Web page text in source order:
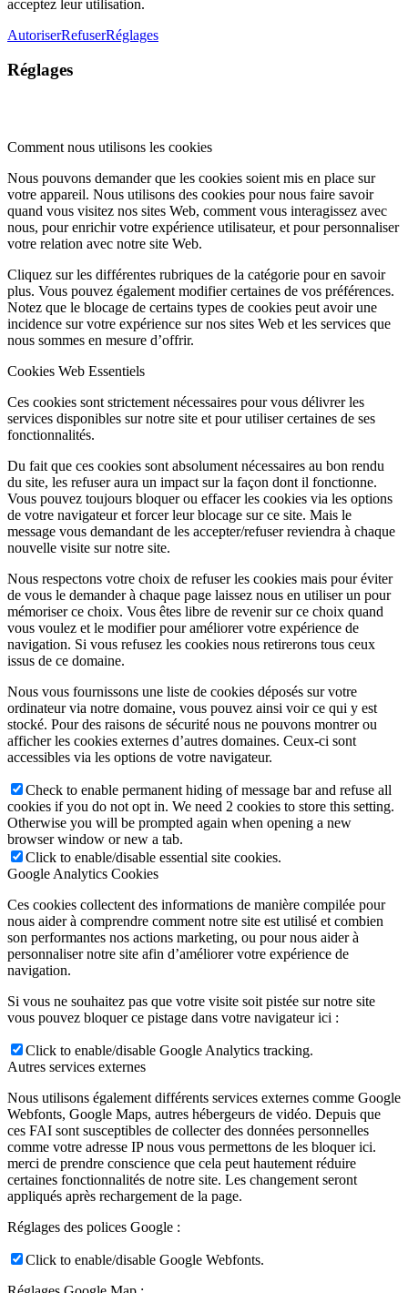
acceptez leur utilisation.
AutoriserRefuserRéglages
Réglages
Comment nous utilisons les cookies
Nous pouvons demander que les cookies soient mis en place sur
votre appareil. Nous utilisons des cookies pour nous faire savoir
quand vous visitez nos sites Web, comment vous interagissez avec
nous, pour enrichir votre expérience utilisateur, et pour personnaliser
votre relation avec notre site Web.
Cliquez sur les différentes rubriques de la catégorie pour en savoir
plus. Vous pouvez également modifier certaines de vos préférences.
Notez que le blocage de certains types de cookies peut avoir une
incidence sur votre expérience sur nos sites Web et les services que
nous sommes en mesure d’offrir.
Cookies Web Essentiels
Ces cookies sont strictement nécessaires pour vous délivrer les
services disponibles sur notre site et pour utiliser certaines de ses
fonctionnalités.
Du fait que ces cookies sont absolument nécessaires au bon rendu
du site, les refuser aura un impact sur la façon dont il fonctionne.
Vous pouvez toujours bloquer ou effacer les cookies via les options
de votre navigateur et forcer leur blocage sur ce site. Mais le
message vous demandant de les accepter/refuser reviendra à chaque
nouvelle visite sur notre site.
Nous respectons votre choix de refuser les cookies mais pour éviter
de vous le demander à chaque page laissez nous en utiliser un pour
mémoriser ce choix. Vous êtes libre de revenir sur ce choix quand
vous voulez et le modifier pour améliorer votre expérience de
navigation. Si vous refusez les cookies nous retirerons tous ceux
issus de ce domaine.
Nous vous fournissons une liste de cookies déposés sur votre
ordinateur via notre domaine, vous pouvez ainsi voir ce qui y est
stocké. Pour des raisons de sécurité nous ne pouvons montrer ou
afficher les cookies externes d’autres domaines. Ceux-ci sont
accessibles via les options de votre navigateur.
Check to enable permanent hiding of message bar and refuse all
cookies if you do not opt in. We need 2 cookies to store this setting.
Otherwise you will be prompted again when opening a new
browser window or new a tab.
Click to enable/disable essential site cookies.
Google Analytics Cookies
Ces cookies collectent des informations de manière compilée pour
nous aider à comprendre comment notre site est utilisé et combien
son performantes nos actions marketing, ou pour nous aider à
personnaliser notre site afin d’améliorer votre expérience de
navigation.
Si vous ne souhaitez pas que votre visite soit pistée sur notre site
vous pouvez bloquer ce pistage dans votre navigateur ici :
Click to enable/disable Google Analytics tracking.
Autres services externes
Nous utilisons également différents services externes comme Google
Webfonts, Google Maps, autres hébergeurs de vidéo. Depuis que
ces FAI sont susceptibles de collecter des données personnelles
comme votre adresse IP nous vous permettons de les bloquer ici.
merci de prendre conscience que cela peut hautement réduire
certaines fonctionnalités de notre site. Les changement seront
appliqués après rechargement de la page.
Réglages des polices Google :
Click to enable/disable Google Webfonts.